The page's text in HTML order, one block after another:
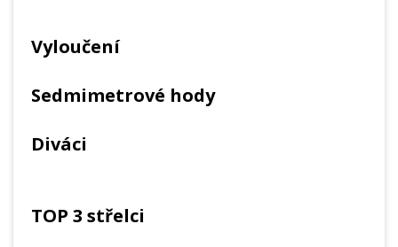
Vyloučení
Sedmimetrové hody
Diváci
TOP 3 střelci